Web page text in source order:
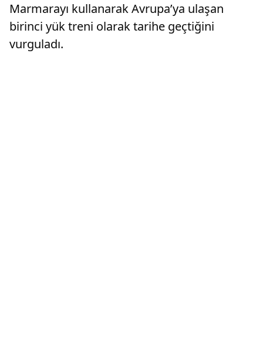
Marmarayı kullanarak Avrupa’ya ulaşan
birinci yük treni olarak tarihe geçtiğini
vurguladı.